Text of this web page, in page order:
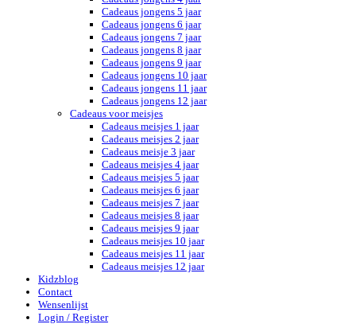
Cadeaus jongens 5 jaar
Cadeaus jongens 6 jaar
Cadeaus jongens 7 jaar
Cadeaus jongens 8 jaar
Cadeaus jongens 9 jaar
Cadeaus jongens 10 jaar
Cadeaus jongens 11 jaar
Cadeaus jongens 12 jaar
Cadeaus voor meisjes
Cadeaus meisjes 1 jaar
Cadeaus meisjes 2 jaar
Cadeaus meisje 3 jaar
Cadeaus meisjes 4 jaar
Cadeaus meisjes 5 jaar
Cadeaus meisjes 6 jaar
Cadeaus meisjes 7 jaar
Cadeaus meisjes 8 jaar
Cadeaus meisjes 9 jaar
Cadeaus meisjes 10 jaar
Cadeaus meisjes 11 jaar
Cadeaus meisjes 12 jaar
Kidzblog
Contact
Wensenlijst
Login / Register